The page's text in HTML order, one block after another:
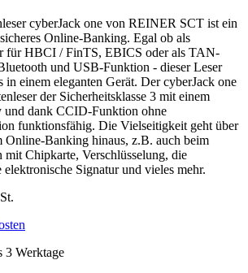
cyberJack one von REINER SCT ist ein
Online-Banking. Egal ob als
für HBCI / FinTS, EBICS oder als TAN-
und USB-Funktion - dieser Leser
in einem eleganten Gerät. Der cyberJack one
der Sicherheitsklasse 3 mit einem
und dank CCID-Funktion ohne
funktionsfähig. Die Vielseitigkeit geht über
Online-Banking hinaus, z.B. auch beim
mit Chipkarte, Verschlüsselung, die
elektronische Signatur und vieles mehr.
3 Werktage